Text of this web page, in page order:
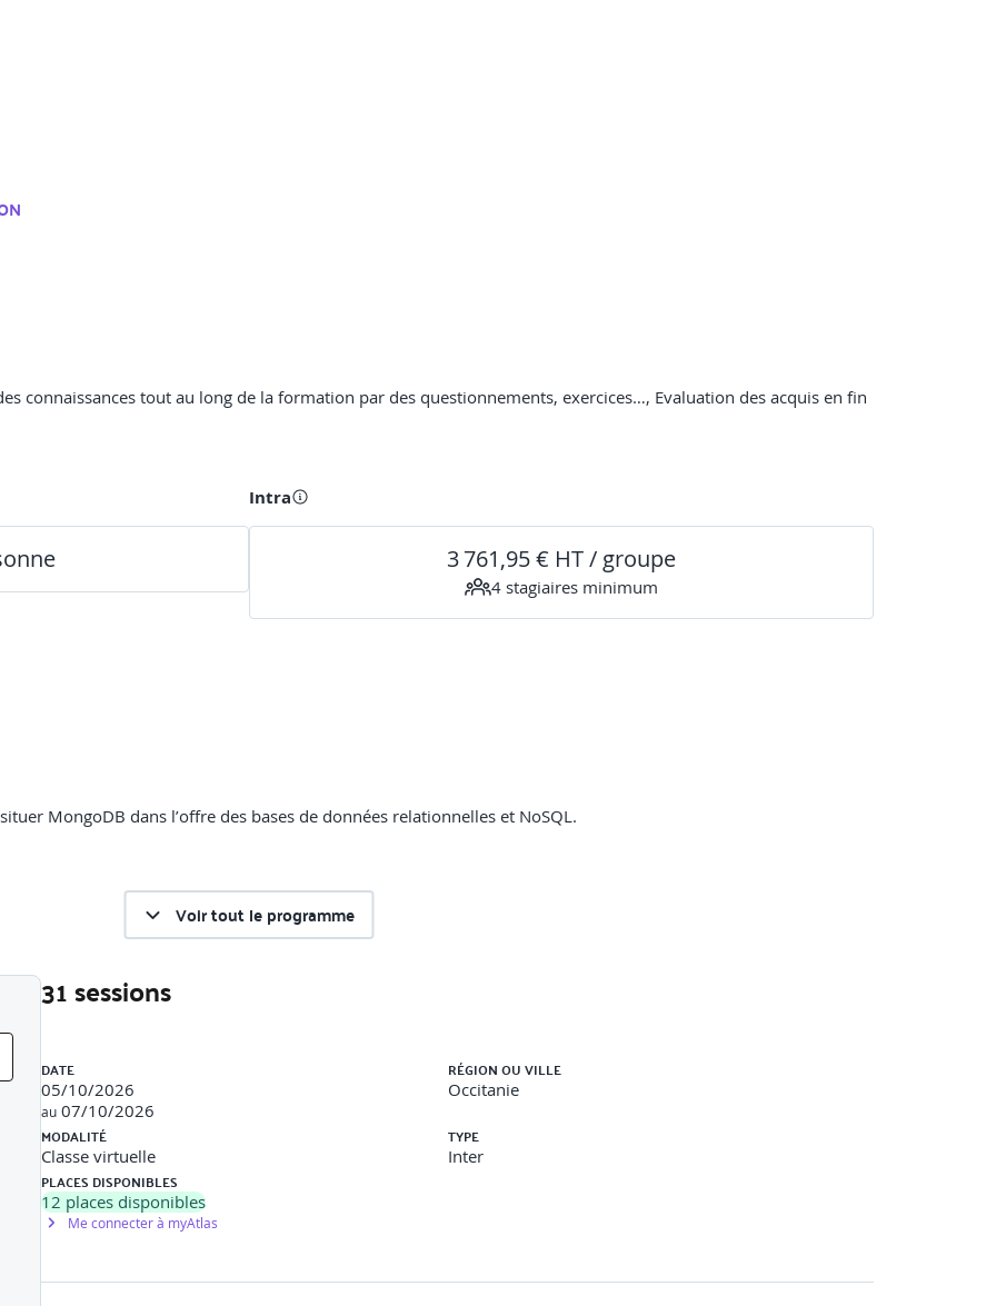
connaissances tout au long de la formation par des questionnements, exercices…, Evaluation des acquis en fin
Intra
3 761,95 € HT / groupe
4 stagiaires minimum
MongoDB dans l’offre des bases de données relationnelles et NoSQL.
un serveur mongodb, de le démarrer, de l’arrêter et de s’y connecter.
Cloud
Voir tout le programme
31 sessions
DATE
05/10/2026
au 07/10/2026
RÉGION OU VILLE
Occitanie
MODALITÉ
Classe virtuelle
TYPE
Inter
PLACES DISPONIBLES
12 places disponibles
Me connecter à myAtlas